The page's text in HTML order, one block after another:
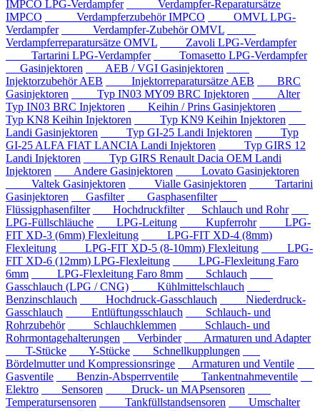
IMPCO LPG-Verdampfer
Verdampfer-Reparatursätze
IMPCO
Verdampferzubehör IMPCO
OMVL LPG-
Verdampfer
Verdampfer-Zubehör OMVL
Verdampferreparatursätze OMVL
Zavoli LPG-Verdampfer
Tartarini LPG-Verdampfer
Tomasetto LPG-Verdampfer
Gasinjektoren
AEB / VGI Gasinjektoren
Injektorzubehör AEB
Injektorreparatursätze AEB
BRC
Gasinjektoren
Typ IN03 MY09 BRC Injektoren
Alter
Typ IN03 BRC Injektoren
Keihin / Prins Gasinjektoren
Typ KN8 Keihin Injektoren
Typ KN9 Keihin Injektoren
Landi Gasinjektoren
Typ GI-25 Landi Injektoren
Typ
GI-25 ALFA FIAT LANCIA Landi Injektoren
Typ GIRS 12
Landi Injektoren
Typ GIRS Renault Dacia OEM Landi
Injektoren
Andere Gasinjektoren
Lovato Gasinjektoren
Valtek Gasinjektoren
Vialle Gasinjektoren
Tartarini
Gasinjektoren
Gasfilter
Gasphasenfilter
Flüssigphasenfilter
Hochdruckfilter
Schlauch und Rohr
LPG-Füllschläuche
LPG-Leitung Kupferrohr
LPG-
FIT XD-3 (6mm) Flexleitung
LPG-FIT XD-4 (8mm)
Flexleitung
LPG-FIT XD-5 (8-10mm) Flexleitung
LPG-
FIT XD-6 (12mm) LPG-Flexleitung
LPG-Flexleitung Faro
6mm
LPG-Flexleitung Faro 8mm
Schlauch
Gasschlauch (LPG / CNG)
Kühlmittelschlauch
Benzinschlauch
Hochdruck-Gasschlauch
Niederdruck-
Gasschlauch
Entlüftungsschlauch
Schlauch- und
Rohrzubehör
Schlauchklemmen
Schlauch- und
Rohrmontagehalterungen
Verbinder
Armaturen und Adapter
T-Stücke
Y-Stücke
Schnellkupplungen
Bördelmutter und Kompressionsringe
Armaturen und Ventile
Gasventile
Benzin-Absperrventile
Tankentnahmeventile
Elektro
Sensoren
Druck- un MAPsensoren
Temperatursensoren
Tankfüllstandsensoren
Umschalter